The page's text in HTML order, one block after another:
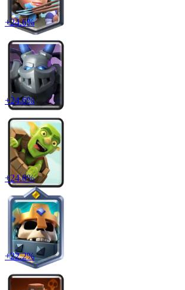
+24.6%
+24.6%
+24.6%
+22.2%